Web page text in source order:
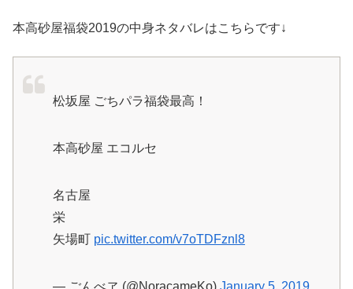
本高砂屋福袋2019の中身ネタバレはこちらです↓
松坂屋 ごちパラ福袋最高！
本高砂屋 エコルセ
名古屋
栄
矢場町 pic.twitter.com/v7oTDFznl8
— ごんべヱ (@NoracameKo) January 5, 2019